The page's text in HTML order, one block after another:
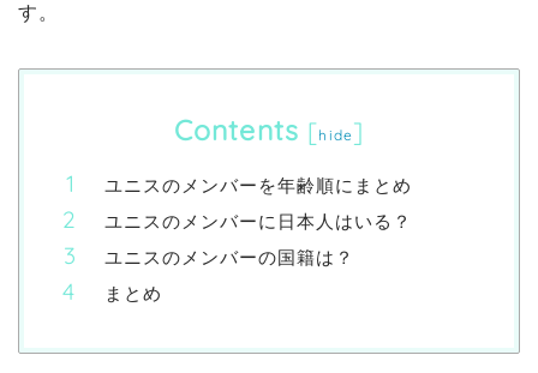
す。
Contents [hide]
ユニスのメンバーを年齢順にまとめ
ユニスのメンバーに日本人はいる？
ユニスのメンバーの国籍は？
まとめ